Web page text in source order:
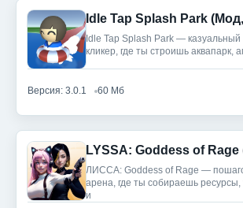
Idle Tap Splash Park —
кликер, где ты строишь аквапарк,
Версия: 3.0.1 60 Мб
LYSSA: Goddess of
ЛИССА: Goddess of Rage —
арена, где ты собираешь
и